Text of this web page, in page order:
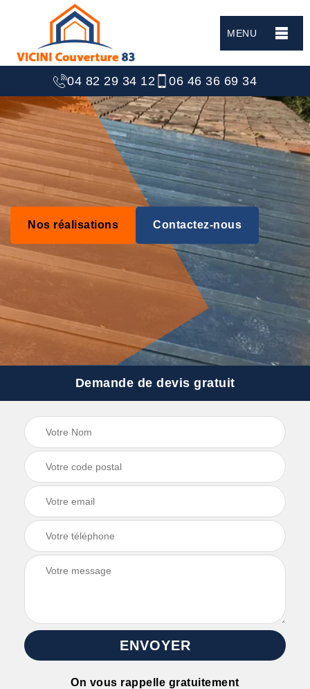
MENU
04 82 29 34 12 06 46 36 69 34
Nos réalisations Contactez-nous
Demande de devis gratuit
On vous rappelle gratuitement